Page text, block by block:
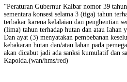
“Peraturan Gubernur Kalbar nomor 39
sementara konsesi selama 3 (tiga) tahun
terbakar karena kelalaian dan penghentian
(lima) tahun terhadap hutan dan atau Iahan
Dan ayat (3) menyatakan pembebanan
kebakaran hutan dan/atau lahan pada
akan dicabut jadi ada sanksi kumulatif dan
Kapolda.(wan/hms/red)